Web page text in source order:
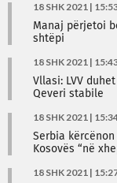
18 SHK 2021 |
Manaj përjetoi
shtëpi
18 SHK 2021 |
Vllasi: LVV
Qeveri stabile
18 SHK 2021 |
Serbia
Kosovës “në
18 SHK 2021 |